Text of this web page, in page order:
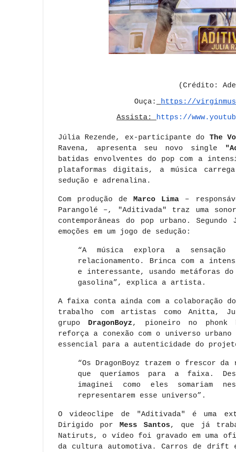
(Crédito:
Ouça:
https://
Assista: https://
Júlia Rezende, ex-participante do The
Ravena, apresenta seu novo single
batidas envolventes do pop com a
plataformas digitais, a música
sedução e adrenalina.
Com produção deMarco Lima –
Parangolé –, "Aditivada" traz uma
contemporâneas do pop urbano.
emoções em um jogo de sedução:
“A música explora a
relacionamento. Brinca com a
e interessante, usando metáforas
gasolina”, explica a artista.
A faixa conta ainda com a colaboração
trabalho com artistas como Anitta,
grupo DragonBoyz, pioneiro no phonk
reforça a conexão com o universo
essencial para a autenticidade do
“Os DragonBoyz trazem o frescor
que queríamos para a faixa.
imaginei como eles somariam
representarem esse universo”.
O videoclipe de "Aditivada" é uma
Dirigido porMess Santos, que já
Natiruts, o vídeo foi gravado em uma
da cultura automotiva. Carros de drift